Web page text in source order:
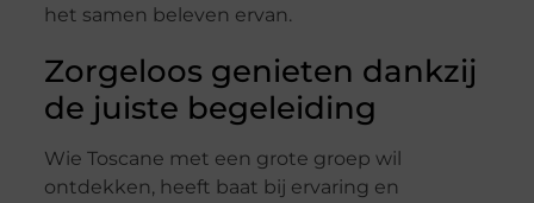
het samen beleven ervan.
Zorgeloos genieten dankzij
de juiste begeleiding
Wie Toscane met een grote groep wil
ontdekken, heeft baat bij ervaring en